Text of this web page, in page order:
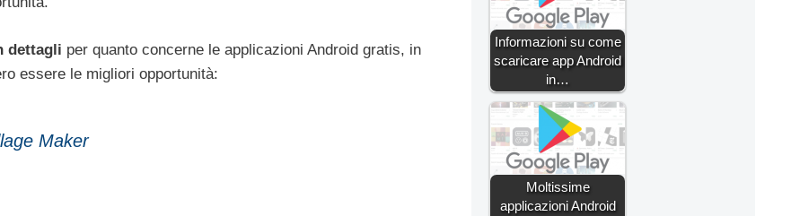
dettagli per quanto concerne le applicazioni Android gratis, in
essere le migliori opportunità:
Maker
Informazioni su come
scaricare app Android
in…
Moltissime
applicazioni Android